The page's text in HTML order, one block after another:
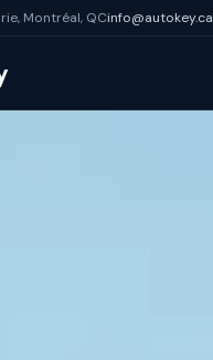
Montréal, QCinfo@autokey.ca